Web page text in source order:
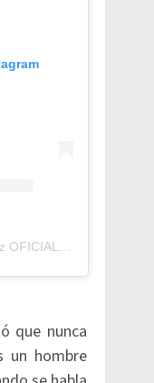
A post shared by Aleida Nuñez OFICIAL (@aleidanunez)
que nunca
un hombre